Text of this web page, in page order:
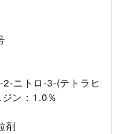
ニトロ-3-(テトラヒ
ン：1.0％
剤